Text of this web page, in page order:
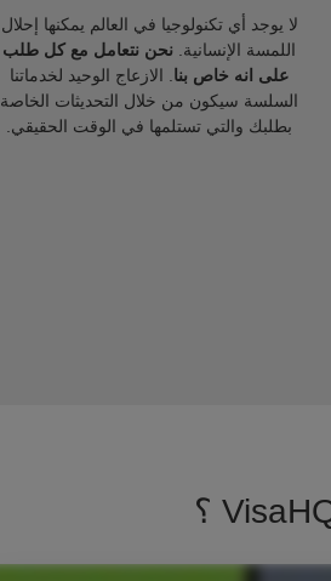
لا يوجد أي تكنولوجيا في العالم يمكنها إحلال
اللمسة الإنسانية. نحن نتعامل مع كل طلب
على انه خاص بنا . الازعاج الوحيد لخدماتنا
السلسة سيكون من خلال التحديثات الخاصة
بطلبك والتي تستلمها في الوقت الحقيقي.